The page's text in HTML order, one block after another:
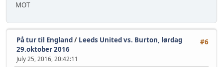
MOT
#6
På tur til England/ Leeds United vs. Burton, lørdag
29.oktober 2016
July 25, 2016, 20:42:11